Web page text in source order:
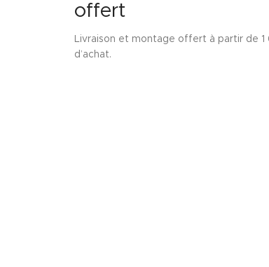
offert
Livraison et montage offert à partir de
d’achat.